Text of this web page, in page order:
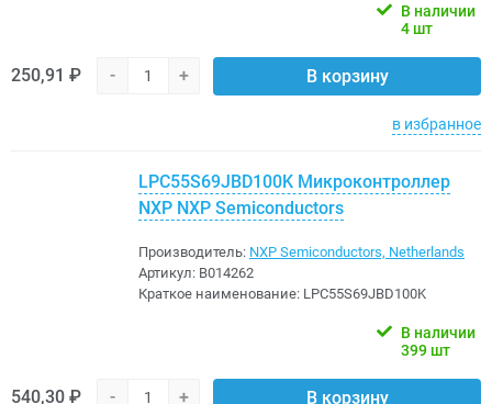
В наличии
4 шт
250,91 ₽ - + В корзину
в избранное
LPC55S69JBD100K Микроконтроллер
NXP NXP Semiconductors
Производитель: NXP Semiconductors, Netherlands
Артикул: B014262
Краткое наименование: LPC55S69JBD100K
В наличии
399 шт
540,30 ₽ - + В корзину